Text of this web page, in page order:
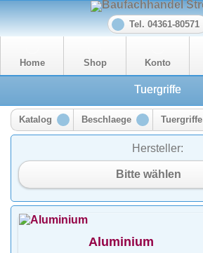
Tel. 04361-80571
Home Shop Konto
Tuergriffe
Katalog Beschlaege Tuergriffe
Hersteller:
Bitte wählen
Aluminium